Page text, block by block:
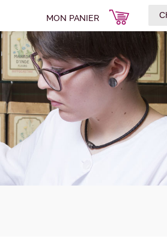
MON PANIER